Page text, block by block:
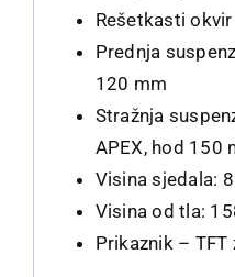
Rešetkasti
Prednja
120 mm
Stražnja
APEX, hod 150
Visina sjedala:
Visina od tla:
Prikaznik – TFT